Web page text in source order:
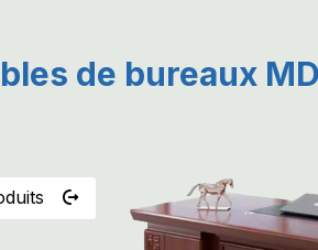
de bureaux